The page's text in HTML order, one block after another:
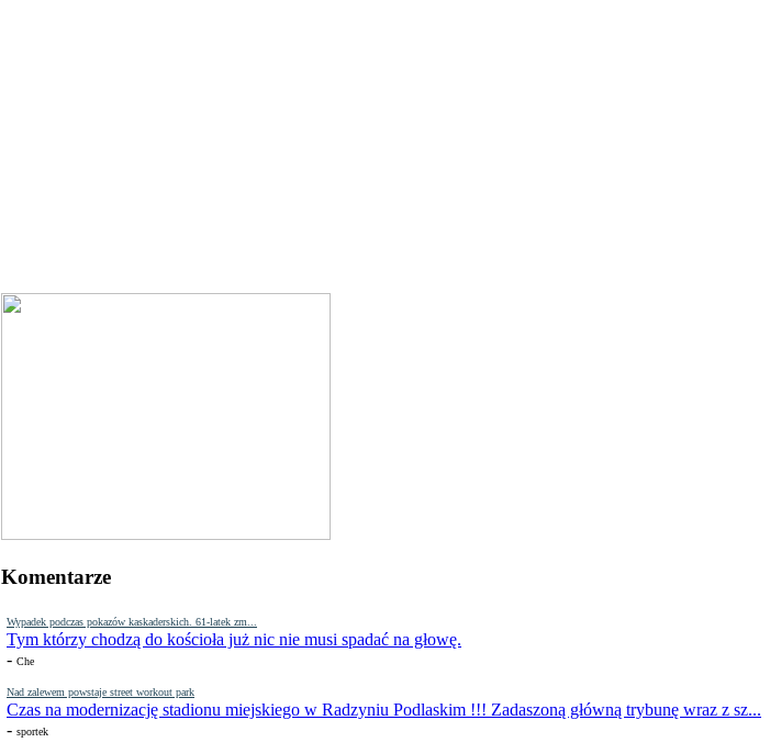
Komentarze
Wypadek podczas pokazów kaskaderskich. 61-latek zm...
Tym którzy chodzą do kościoła już nic nie musi spadać na głowę.
- Che
Nad zalewem powstaje street workout park
Czas na modernizację stadionu miejskiego w Radzyniu Podlaskim !!! Zadaszoną główną trybunę wraz z sz...
- sportek